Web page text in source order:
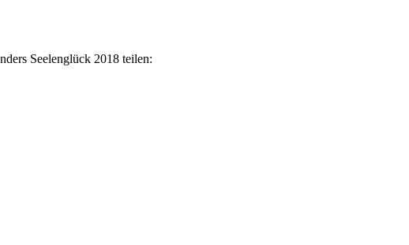
Seelenglück 2018 teilen: